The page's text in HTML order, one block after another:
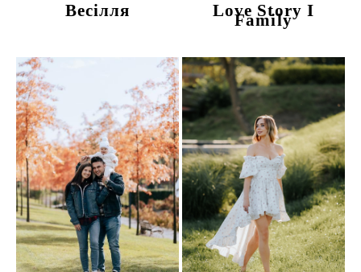
Весілля Love Story I
Family